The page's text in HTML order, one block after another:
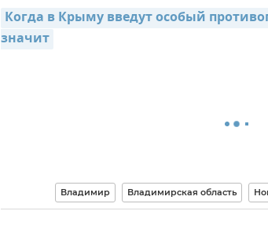
Когда в Крыму введут особый
значит
Владимир Владимирская область